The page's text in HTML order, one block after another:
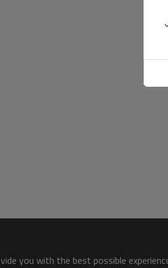
you with the best possible